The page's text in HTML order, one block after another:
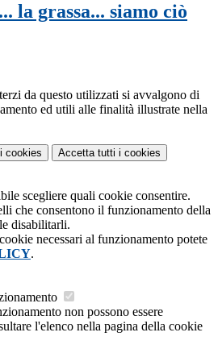
la grassa... siamo ciò
da questo utilizzati si avvalgono di
ed utili alle finalità illustrate nella
i cookies Accetta tutti i cookies
scegliere quali cookie consentire.
che consentono il funzionamento della
disabilitarli.
necessari al funzionamento potete
.
non possono essere
l'elenco nella pagina della cookie